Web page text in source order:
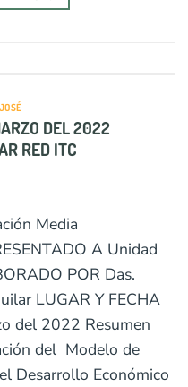
DEL 2022
RED ITC
Media
A Unidad
POR Das.
LUGAR Y FECHA
del 2022 Resumen
del Modelo de
Desarrollo Económico